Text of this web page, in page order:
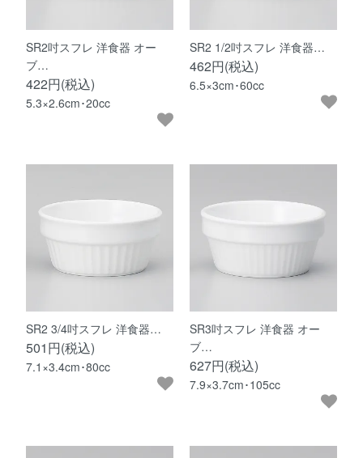
SR2吋スフレ 洋食器 オー
ブ…
422円(税込)
5.3×2.6cm･20cc
SR2 1/2吋スフレ 洋食器…
462円(税込)
6.5×3cm･60cc
SR2 3/4吋スフレ 洋食器…
501円(税込)
7.1×3.4cm･80cc
SR3吋スフレ 洋食器 オー
ブ…
627円(税込)
7.9×3.7cm･105cc